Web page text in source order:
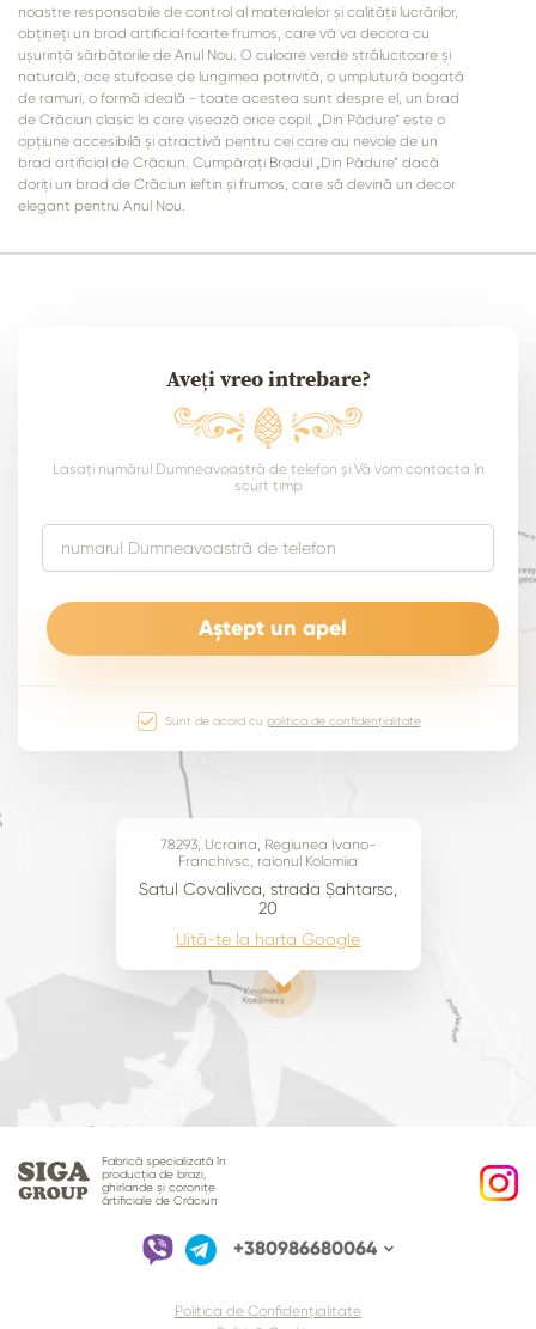
noastre responsabile de control al materialelor și calității lucrărilor,
obțineți un brad artificial foarte frumos, care vă va decora cu
ușurință sărbătorile de Anul Nou. O culoare verde strălucitoare și
naturală, ace stufoase de lungimea potrivită, o umplutură bogată
de ramuri, o formă ideală - toate acestea sunt despre el, un brad
de Crăciun clasic la care visează orice copil. „Din Pădure” este o
opțiune accesibilă și atractivă pentru cei care au nevoie de un
brad artificial de Crăciun. Cumpărați Bradul „Din Pădure” dacă
doriți un brad de Crăciun ieftin și frumos, care să devină un decor
elegant pentru Anul Nou.
78293, Ucraina, Regiunea Ivano-
Franchivsc, raionul Kolomiia
Satul Covalivca, strada Șahtarsc,
20
Uită-te la harta Google
Aveți vreo intrebare?
Lasați numărul Dumneavoastră de telefon și Vă vom contacta în
scurt timp
Sunt de acord cu politica de confidențialitate
Fabrică specializată în
producția de brazi,
ghirlande și coronițe
ărtificiale de Crăciun
+380986680064
Politica de Confidențialitate